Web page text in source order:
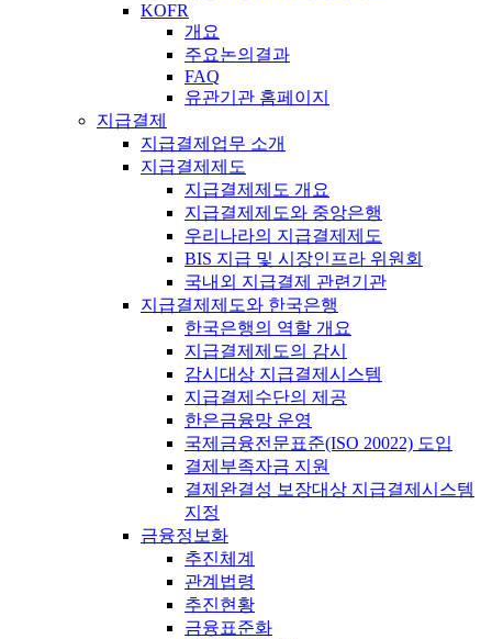
KOFR
개요
주요논의결과
FAQ
유관기관 홈페이지
지급결제
지급결제업무 소개
지급결제제도
지급결제제도 개요
지급결제제도와 중앙은행
우리나라의 지급결제제도
BIS 지급 및 시장인프라 위원회
국내외 지급결제 관련기관
지급결제제도와 한국은행
한국은행의 역할 개요
지급결제제도의 감시
감시대상 지급결제시스템
지급결제수단의 제공
한은금융망 운영
국제금융전문표준(ISO 20022) 도입
결제부족자금 지원
결제완결성 보장대상 지급결제시스템
지정
금융정보화
추진체계
관계법령
추진현황
금융표준화